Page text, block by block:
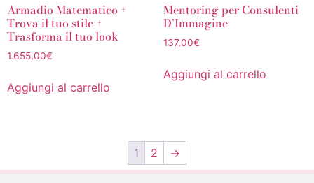
Armadio Matematico +
Trova il tuo stile +
Trasforma il tuo look
1.655,00€
Aggiungi al carrello
Mentoring per Consulenti
D’Immagine
137,00€
Aggiungi al carrello
1 2 →